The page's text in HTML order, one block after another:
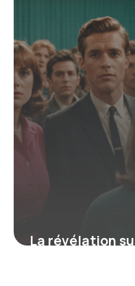
La révélation